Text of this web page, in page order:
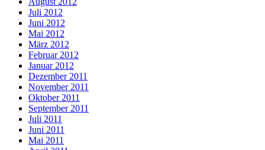
Juli 2012
Juni 2012
Mai 2012
März 2012
Februar 2012
Januar 2012
Dezember 2011
November 2011
Oktober 2011
September 2011
Juli 2011
Juni 2011
Mai 2011